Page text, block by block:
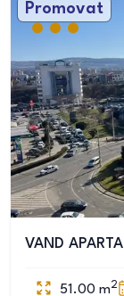
Promovat
VAND
51.00 m2